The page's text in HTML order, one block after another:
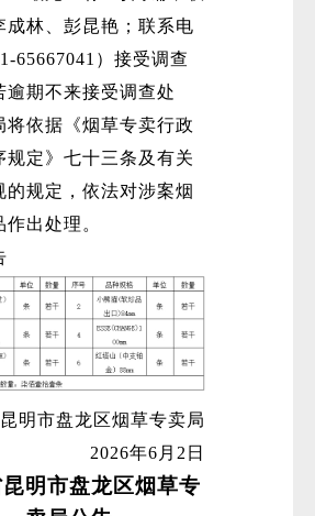
成林、彭昆艳；联系电
65667041）接受调查
逾期不来接受调查处
将依据《烟草专卖行政
规定》七十三条及有关
的规定，依法对涉案烟
出处理。
明市盘龙区烟草专卖局
2026年6月2日
明市盘龙区烟草专